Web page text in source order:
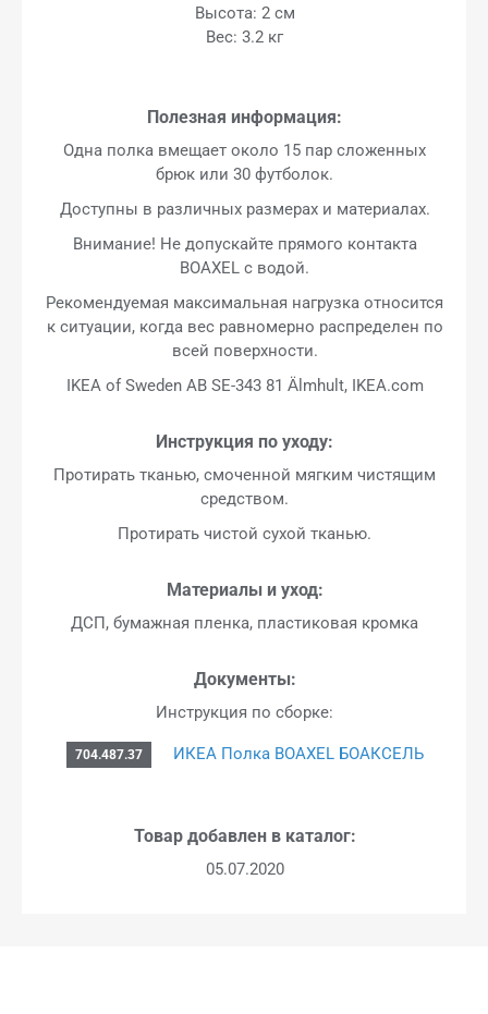
Высота: 2 см
Вес: 3.2 кг
Полезная информация:
Одна полка вмещает около 15 пар сложенных
брюк или 30 футболок.
Доступны в различных размерах и материалах.
Внимание! Не допускайте прямого контакта
BOAXEL с водой.
Рекомендуемая максимальная нагрузка относится
к ситуации, когда вес равномерно распределен по
всей поверхности.
IKEA of Sweden AB SE-343 81 Älmhult, IKEA.com
Инструкция по уходу:
Протирать тканью, смоченной мягким чистящим
средством.
Протирать чистой сухой тканью.
Материалы и уход:
ДСП, бумажная пленка, пластиковая кромка
Документы:
Инструкция по сборке:
704.487.37 ИКЕА Полка BOAXEL БОАКСЕЛЬ
Товар добавлен в каталог:
05.07.2020